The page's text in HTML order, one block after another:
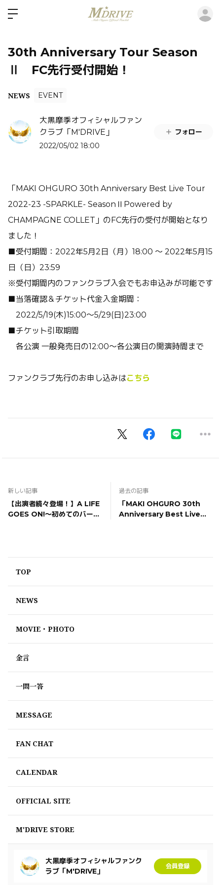
30th Anniversary Tour Season
Ⅱ FC先行受付開始！
NEWS EVENT
大黒摩季オフィシャルファン
クラブ「M'DRIVE」
2022/05/02 18:00
フォロー
「MAKI OHGURO 30th Anniversary Best Live Tour
2022-23 -SPARKLE- SeasonⅡPowered by
CHAMPAGNE COLLET」のFC先行の受付が開始となり
ました！
■受付期間：2022年5月2日（月）18:00 ～ 2022年5月15
日（日）23:59
※受付期間内のファンクラブ入会でもお申込みが可能です
■当落確認＆チケット代金入金期間：
2022/5/19(木)15:00～5/29(日)23:00
■チケット引取期間
各公演 一般発売日の12:00～各公演日の開演時間まで
ファンクラブ先行のお申し込みはこちら
新しい記事
【出演者続々登場！】A LIFE
GOES ON!〜初めてのバース
過去の記事
「MAKI OHGURO 30th
Anniversary Best Live
加公演決定！
TOP
NEWS
MOVIE・PHOTO
金言
一問一答
MESSAGE
FAN CHAT
CALENDAR
OFFICIAL SITE
M'DRIVE STORE
大黒摩季オフィシャルファンク
ラブ「M'DRIVE」
会員登録